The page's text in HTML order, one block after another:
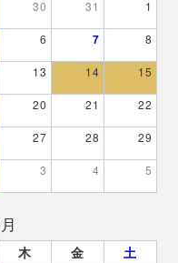
30 31 1
6 7 8
13 14 15
20 21 22
27 28 29
3 4 5
木 金 土